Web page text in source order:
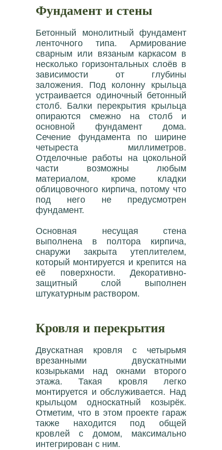
Фундамент и стены
Бетонный монолитный фундамент
ленточного типа. Армирование
сварным или вязаным каркасом в
несколько горизонтальных слоёв в
зависимости от глубины
заложения. Под колонну крыльца
устраивается одиночный бетонный
столб. Балки перекрытия крыльца
опираются смежно на столб и
основной фундамент дома.
Сечение фундамента по ширине
четыреста миллиметров.
Отделочные работы на цокольной
части возможны любым
материалом, кроме кладки
облицовочного кирпича, потому что
под него не предусмотрен
фундамент.
Основная несущая стена
выполнена в полтора кирпича,
снаружи закрыта утеплителем,
который монтируется и крепится на
её поверхности. Декоративно-
защитный слой выполнен
штукатурным раствором.
Кровля и перекрытия
Двускатная кровля с четырьмя
врезанными двускатными
козырьками над окнами второго
этажа. Такая кровля легко
монтируется и обслуживается. Над
крыльцом односкатный козырёк.
Отметим, что в этом проекте гараж
также находится под общей
кровлей с домом, максимально
интегрирован с ним.